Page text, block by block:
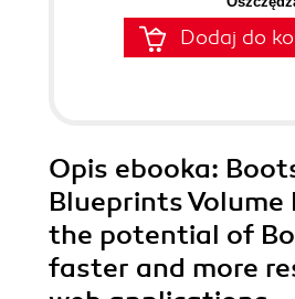
Dodaj do
Opis ebooka:
Blueprints Volume
the potential of
faster and more